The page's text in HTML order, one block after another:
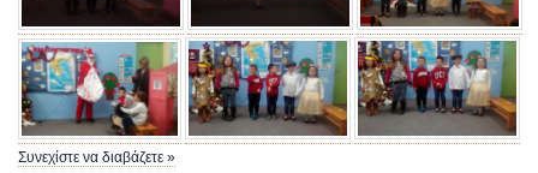
Συνεχίστε να διαβάζετε »